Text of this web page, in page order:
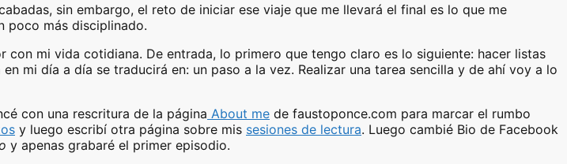
sin embargo, el reto de iniciar ese viaje que me llevará el final es lo que me
poco más disciplinado.
mi vida cotidiana. De entrada, lo primero que tengo claro es lo siguiente: hacer listas
mi día a día se traducirá en: un paso a la vez. Realizar una tarea sencilla y de ahí voy a lo
con una rescritura de la página About me de faustoponce.com para marcar el rumbo
y luego escribí otra página sobre mis sesiones de lectura. Luego cambié Bio de Facebook
y apenas grabaré el primer episodio.